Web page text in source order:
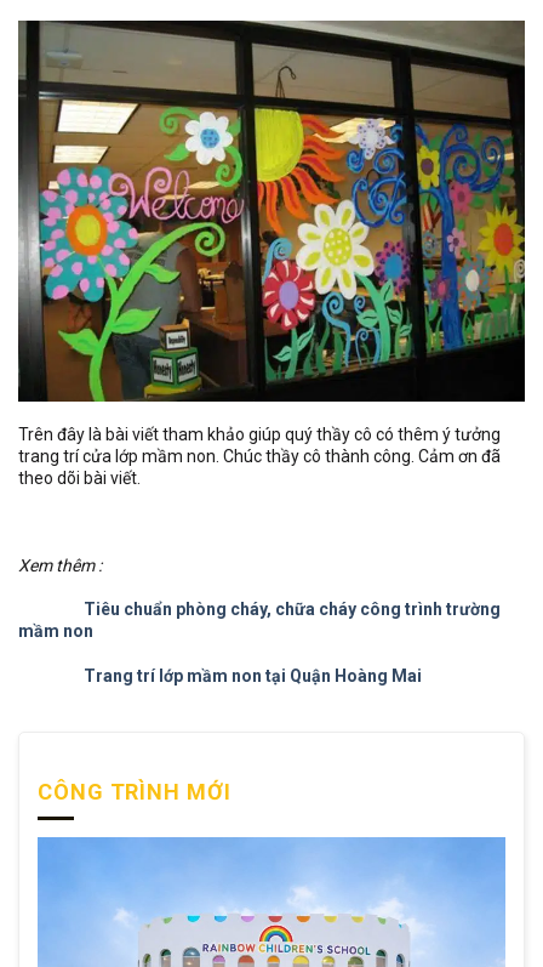
Trên đây là bài viết tham khảo giúp quý thầy cô có thêm ý tưởng
trang trí cửa lớp mầm non. Chúc thầy cô thành công. Cảm ơn đã
theo dõi bài viết.
Xem thêm :
Tiêu chuẩn phòng cháy, chữa cháy công trình trường
mầm non
Trang trí lớp mầm non tại Quận Hoàng Mai
CÔNG TRÌNH MỚI